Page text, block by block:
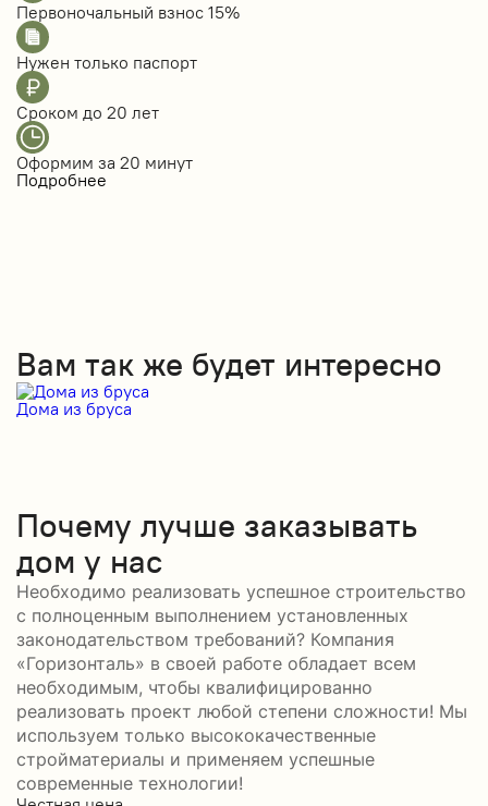
Первоночальный взнос 15%
Нужен только паспорт
Сроком до 20 лет
Оформим за 20 минут
Подробнее
Вам так же будет интересно
Дома из бруса
Почему лучше заказывать
дом у нас
Необходимо реализовать успешное строительство
с полноценным выполнением установленных
законодательством требований? Компания
«Горизонталь» в своей работе обладает всем
необходимым, чтобы квалифицированно
реализовать проект любой степени сложности! Мы
используем только высококачественные
стройматериалы и применяем успешные
современные технологии!